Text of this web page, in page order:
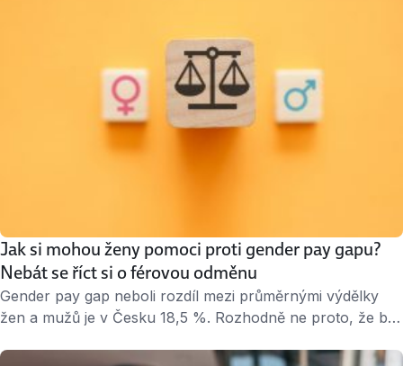
Jak si mohou ženy pomoci proti gender pay gapu?
Nebát se říct si o férovou odměnu
Gender pay gap neboli rozdíl mezi průměrnými výdělky
žen a mužů je v Česku 18,5 %. Rozhodně ne proto, že by
když plánovaná evropská směrnice má nerovnosti v